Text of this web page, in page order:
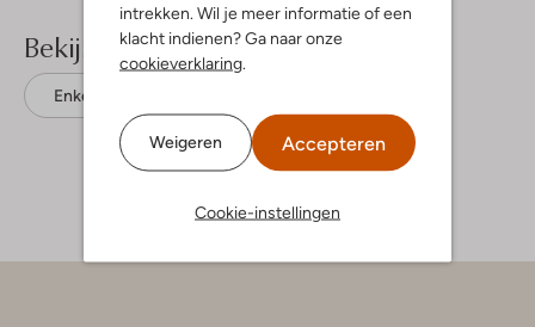
intrekken. Wil je meer informatie of een
klacht indienen? Ga naar onze
cookieverklaring
Weigeren Accepteren
Cookie-instellingen
Bekijk meer
Enkellaarsjes